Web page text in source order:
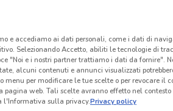
o nazionali. Verifica l’accuratezza
e accediamo ai dati personali, come i dati di
Selezionando Accetto, abiliti le tecnologie di
"Noi e i nostri partner trattiamo i dati da fornire".
alcuni contenuti e annunci visualizzati
menu per modificare le tue scelte o per revocare il
web. Tali scelte avranno effetto nel contesto
l'Informativa sulla privacy.Privacy policy